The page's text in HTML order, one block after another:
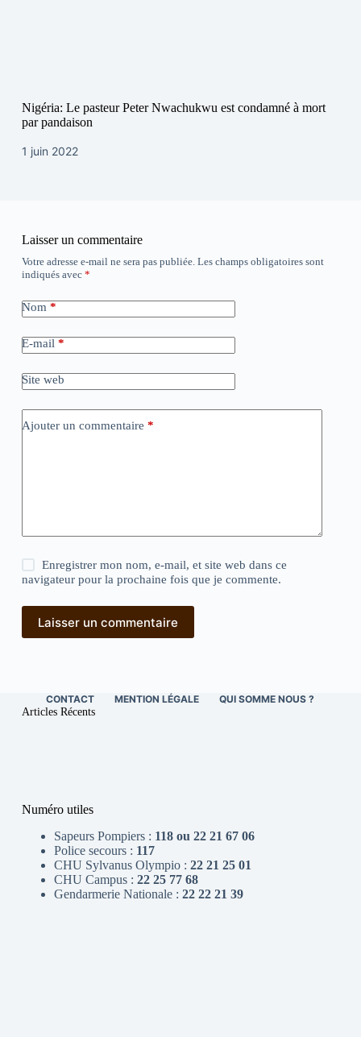
Nigéria: Le pasteur Peter Nwachukwu est condamné à mort
par pandaison
1 juin 2022
Laisser un commentaire
Votre adresse e-mail ne sera pas publiée. Les champs obligatoires sont
indiqués avec *
Nom *
E-mail *
Site web
Ajouter un commentaire *
Enregistrer mon nom, e-mail, et site web dans ce
navigateur pour la prochaine fois que je commente.
Laisser un commentaire
CONTACT MENTION LÉGALE QUI SOMME NOUS ?
Articles Récents
Numéro utiles
Sapeurs Pompiers : 118 ou 22 21 67 06
Police secours : 117
CHU Sylvanus Olympio : 22 21 25 01
CHU Campus : 22 25 77 68
Gendarmerie Nationale : 22 22 21 39